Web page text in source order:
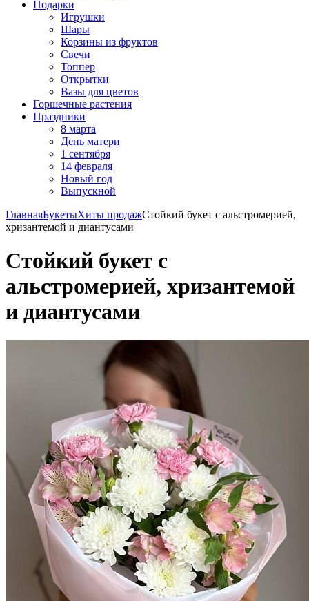
Подарки
Игрушки
Шары
Корзины из фруктов
Свечи
Топпер
Открытки
Вазы для цветов
Горшечные растения
Праздники
8 марта
День матери
1 сентября
14 февраля
Новый год
Выпускной
ГлавнаяБукетыХиты продажСтойкий букет с альстромерией,
хризантемой и диантусами
Стойкий букет с
альстромерией, хризантемой
и диантусами